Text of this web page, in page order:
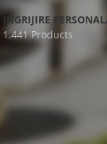
INGRIJIRE
1.441 Products